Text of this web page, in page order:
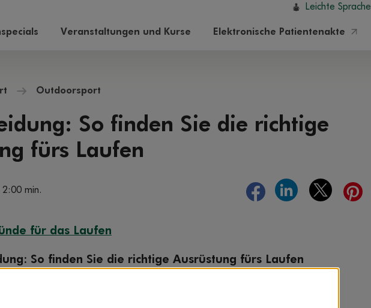
Leichte Sprache
Veranstaltungen und Kurse Elektronische Patientenakte
Outdoorsport
So finden Sie die richtige
fürs Laufen
2:00 min.
für das Laufen
So finden Sie die richtige Ausrüstung fürs Laufen